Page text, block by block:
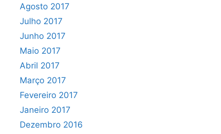
Agosto 2017
Julho 2017
Junho 2017
Maio 2017
Abril 2017
Março 2017
Fevereiro 2017
Janeiro 2017
Dezembro 2016